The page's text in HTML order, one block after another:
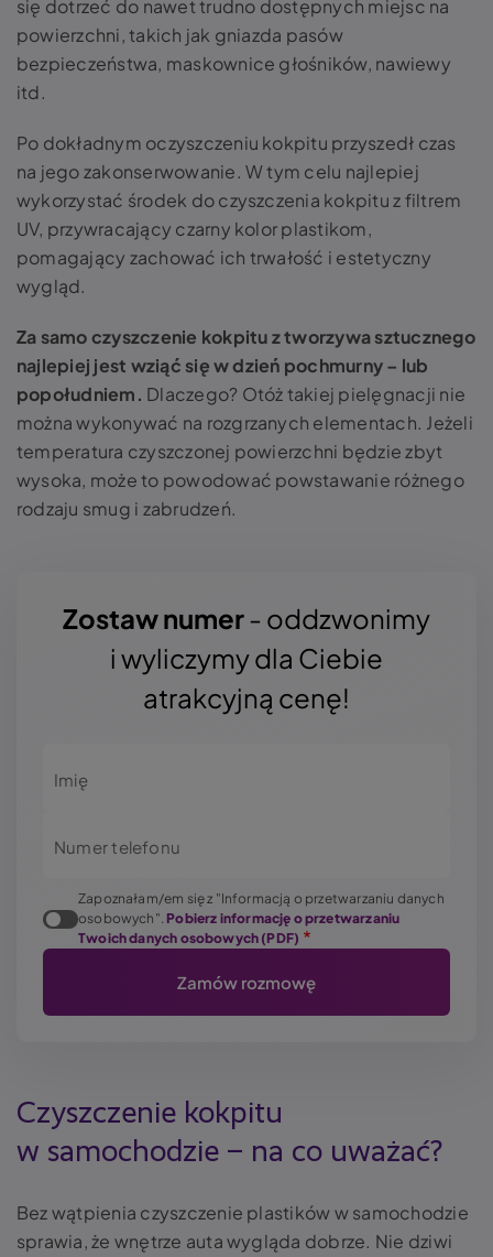
się dotrzeć do nawet trudno dostępnych miejsc na
powierzchni, takich jak gniazda pasów
bezpieczeństwa, maskownice głośników, nawiewy
itd.
Po dokładnym oczyszczeniu kokpitu przyszedł czas
na jego zakonserwowanie. W tym celu najlepiej
wykorzystać środek do czyszczenia kokpitu z filtrem
UV, przywracający czarny kolor plastikom,
pomagający zachować ich trwałość i estetyczny
wygląd.
Za samo czyszczenie kokpitu z tworzywa sztucznego
najlepiej jest wziąć się w dzień pochmurny – lub
popołudniem. Dlaczego? Otóż takiej pielęgnacji nie
można wykonywać na rozgrzanych elementach. Jeżeli
temperatura czyszczonej powierzchni będzie zbyt
wysoka, może to powodować powstawanie różnego
rodzaju smug i zabrudzeń.
Zostaw numer- oddzwonimy
i wyliczymy dla Ciebie
atrakcyjną cenę!
Imię
Numer telefonu
Zapoznałam/em się z "Informacją o przetwarzaniu danych
osobowych". Pobierz informację o przetwarzaniu
Twoich danych osobowych (PDF)
Czyszczenie kokpitu
w samochodzie – na co uważać?
Bez wątpienia czyszczenie plastików w samochodzie
sprawia, że wnętrze auta wygląda dobrze. Nie dziwi